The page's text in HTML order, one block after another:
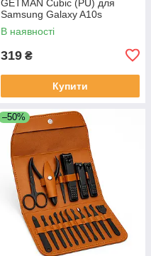
GETMAN Cubic (PU) для
Samsung Galaxy A10s
В наявності
319 ₴
Купити
–50%